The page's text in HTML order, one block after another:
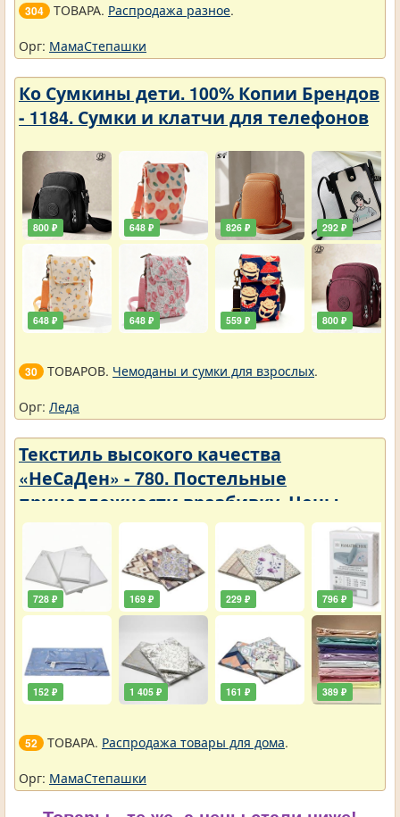
304 ТОВАРА. Распродажа разное.
Орг: МамаСтепашки
Ко Сумкины дети. 100% Копии Брендов
- 1184. Сумки и клатчи для телефонов
800 ₽
648 ₽
648 ₽
648 ₽
826 ₽
559 ₽
292 ₽
800 ₽
30 ТОВАРОВ. Чемоданы и сумки для взрослых.
Орг: Леда
Текстиль высокого качества
«НеСаДен» - 780. Постельные
принадлежности вразбивку. Цены
упали
728 ₽
152 ₽
169 ₽
1 405 ₽
229 ₽
161 ₽
796 ₽
389 ₽
52 ТОВАРА. Распродажа товары для дома.
Орг: МамаСтепашки